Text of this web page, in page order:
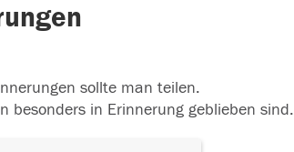
sollte man teilen.
besonders in Erinnerung geblieben sind.